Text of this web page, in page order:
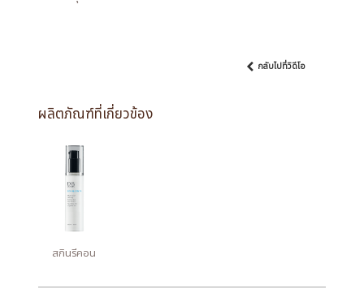
กลับไปที่วิดีโอ
ผลิตภัณฑ์ที่เกี่ยวข้อง
สกินรีคอน